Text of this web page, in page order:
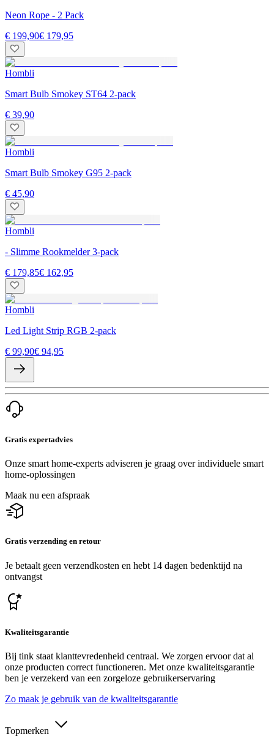
Neon Rope - 2 Pack
€ 199,90€ 179,95
Hombli
Smart Bulb Smokey ST64 2-pack
€ 39,90
Hombli
Smart Bulb Smokey G95 2-pack
€ 45,90
Hombli
- Slimme Rookmelder 3-pack
€ 179,85€ 162,95
Hombli
Led Light Strip RGB 2-pack
€ 99,90€ 94,95
Gratis expertadvies
Onze smart home-experts adviseren je graag over individuele smart
home-oplossingen
Maak nu een afspraak
Gratis verzending en retour
Je betaalt geen verzendkosten en hebt 14 dagen bedenktijd na
ontvangst
Kwaliteitsgarantie
Bij tink staat klanttevredenheid centraal. We zorgen ervoor dat al
onze producten correct functioneren. Met onze kwaliteitsgarantie
ben je verzekerd van een zorgeloze gebruikerservaring
Zo maak je gebruik van de kwaliteitsgarantie
Topmerken